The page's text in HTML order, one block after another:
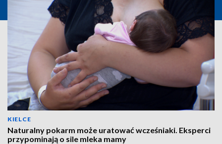
KIELCE
Naturalny pokarm może uratować wcześniaki. Eksperci
przypominają o sile mleka mamy